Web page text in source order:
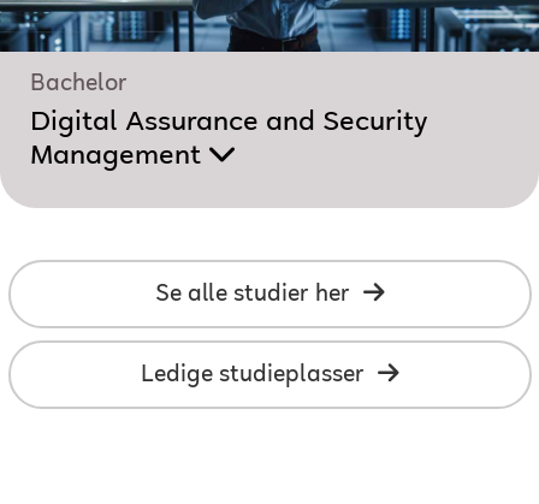
Bachelor
Digital Assurance and Security
Management
Se alle studier her
Ledige studieplasser